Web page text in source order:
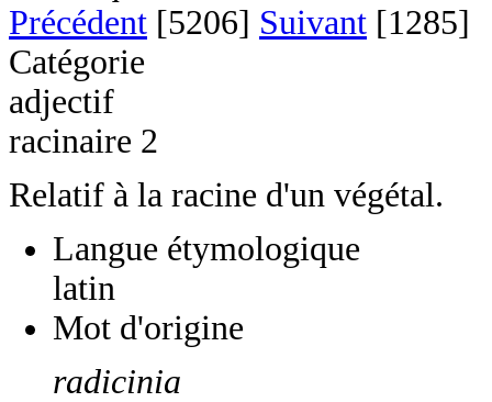
Précédent [5206] Suivant [1285]
Catégorie
adjectif
racinaire 2
Relatif à la racine d'un végétal.
Langue étymologique
latin
Mot d'origine
radicinia